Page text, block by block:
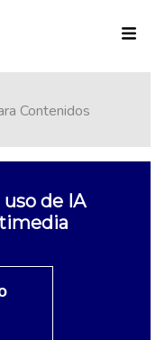
Contenidos
de IA